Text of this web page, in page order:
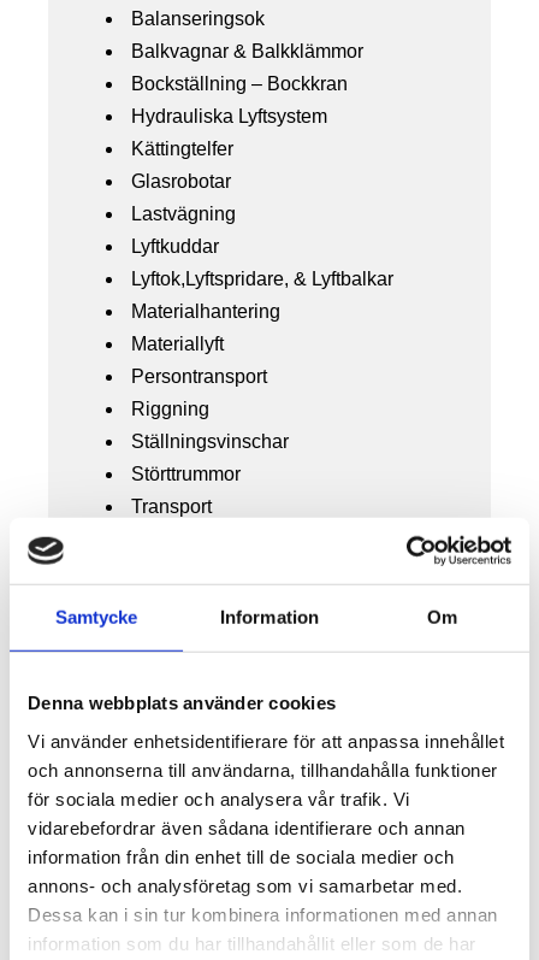
Samtycke Information Om
Denna webbplats använder cookies
Vi använder enhetsidentifierare för att anpassa innehållet
och annonserna till användarna, tillhandahålla funktioner
för sociala medier och analysera vår trafik. Vi
vidarebefordrar även sådana identifierare och annan
information från din enhet till de sociala medier och
annons- och analysföretag som vi samarbetar med.
Dessa kan i sin tur kombinera informationen med annan
information som du har tillhandahållit eller som de har
Balanseringsok
Balkvagnar & Balkklämmor
Bockställning – Bockkran
Hydrauliska Lyftsystem
Kättingtelfer
Glasrobotar
Lastvägning
Lyftkuddar
Lyftok,Lyftspridare, & Lyftbalkar
Materialhantering
Materiallyft
Persontransport
Riggning
Ställningsvinschar
Störttrummor
Transport
Linjeutrustning
Kabelrullar
Kabelvinsch
Kabelmatare
Kabelverktyg
Slang- & Rörförläggning
Glasfiberstav / Rörål
Linjemaskiner